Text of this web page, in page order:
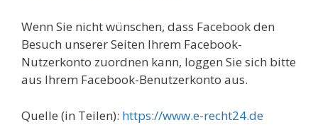
Wenn Sie nicht wünschen, dass Facebook den
Besuch unserer Seiten Ihrem Facebook-
Nutzerkonto zuordnen kann, loggen Sie sich bitte
aus Ihrem Facebook-Benutzerkonto aus.
Quelle (in Teilen): https://www.e-recht24.de